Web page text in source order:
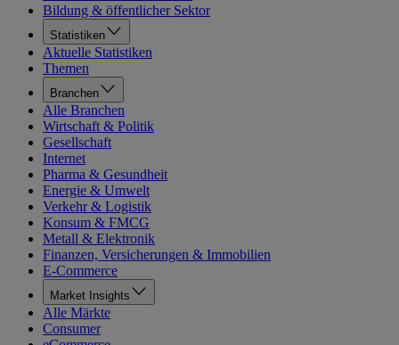
Bildung & öffentlicher Sektor
Statistiken
Aktuelle Statistiken
Themen
Branchen
Alle Branchen
Wirtschaft & Politik
Gesellschaft
Internet
Pharma & Gesundheit
Energie & Umwelt
Verkehr & Logistik
Konsum & FMCG
Metall & Elektronik
Finanzen, Versicherungen & Immobilien
E-Commerce
Market Insights
Alle Märkte
Consumer